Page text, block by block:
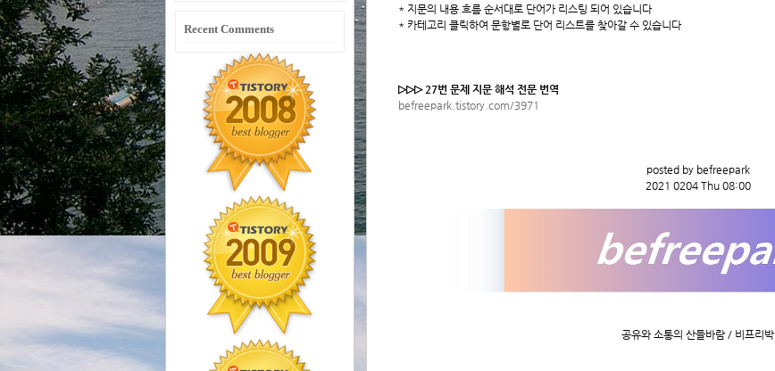
Recent Comments
* 지문의 내용 흐름 순서대로 단어가 리스팅 되어 있습니다
* 카테고리 클릭하여 문항별로 단어 리스트를 찾아갈 수 있습니다
▷▷▷ 27번 문제 지문 해석 전문 번역
befreepark.tistory.com/3971
posted by befreepark
2021 0204 Thu 08:00
공유와 소통의 산들바람 / 비프리박